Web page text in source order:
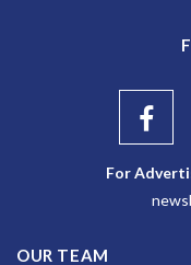
For
OUR TEAM